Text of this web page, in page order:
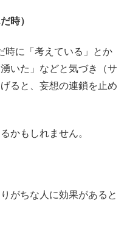
時）
時に「考えている」とか
いた」などと気づき（サ
ると、妄想の連鎖を止め
かもしれません。
がちな人に効果があると